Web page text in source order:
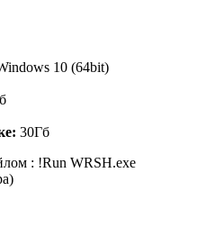
10 (64bit)
30Гб
: !Run WRSH.exe